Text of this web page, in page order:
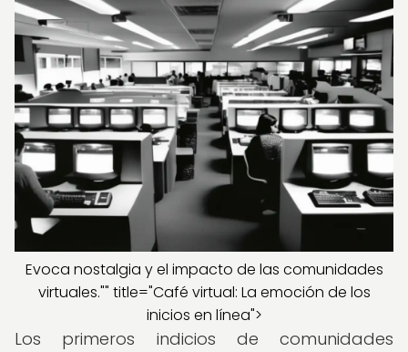
Evoca nostalgia y el impacto de las comunidades
virtuales."" title="Café virtual: La emoción de los
inicios en línea">
Los primeros indicios de comunidades